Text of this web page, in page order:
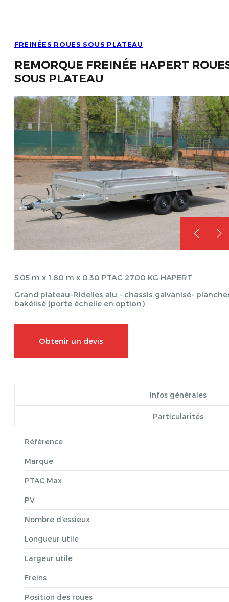
FREINÉES ROUES SOUS PLATEAU
REMORQUE FREINÉE HAPERT
SOUS PLATEAU
5.05 m x 1.80 m x 0.30 PTAC 2700 KG HAPERT
Grand plateau-Ridelles alu - chassis galvanisé-
bakélisé (porte échelle en option)
Obtenir un devis
Infos générales
Particularités
Référence
Marque
PTAC Max
PV
Nombre d'essieux
Longueur utile
Largeur utile
Freins
Position des roues